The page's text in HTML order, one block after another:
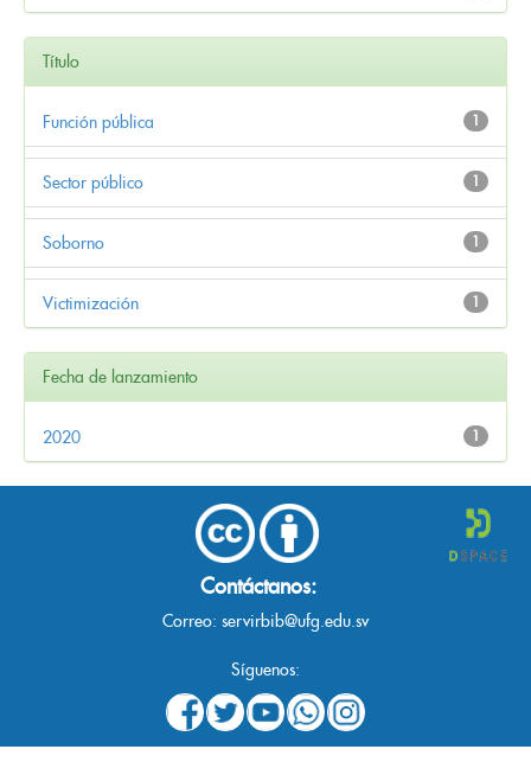
Título
1
Función pública
1
Sector público
1
Soborno
1
Victimización
Fecha de lanzamiento
1
2020
Contáctanos:
Correo: servirbib@ufg.edu.sv
Síguenos: